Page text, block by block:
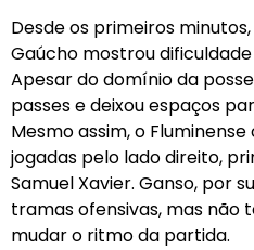
Desde os primeiros
Gaúcho mostrou
Apesar do domínio da
passes e deixou espaços
Mesmo assim, o
jogadas pelo lado direito,
Samuel Xavier. Ganso, por
tramas ofensivas, mas não
mudar o ritmo da partida.